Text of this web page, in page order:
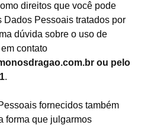
direitos que você pode
Dados Pessoais tratados por
dúvida sobre o uso de
contato
ou pelo
.
fornecidos também
forma que julgarmos